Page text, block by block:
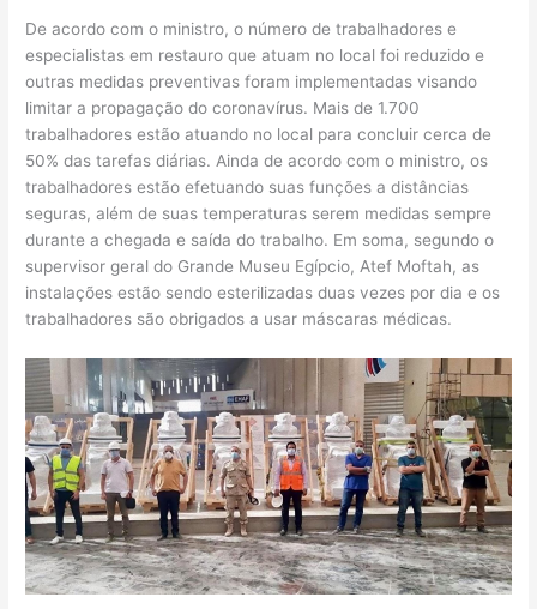
De acordo com o ministro, o número de trabalhadores e
especialistas em restauro que atuam no local foi reduzido e
outras medidas preventivas foram implementadas visando
limitar a propagação do coronavírus. Mais de 1.700
trabalhadores estão atuando no local para concluir cerca de
50% das tarefas diárias. Ainda de acordo com o ministro, os
trabalhadores estão efetuando suas funções a distâncias
seguras, além de suas temperaturas serem medidas sempre
durante a chegada e saída do trabalho. Em soma, segundo o
supervisor geral do Grande Museu Egípcio, Atef Moftah, as
instalações estão sendo esterilizadas duas vezes por dia e os
trabalhadores são obrigados a usar máscaras médicas.